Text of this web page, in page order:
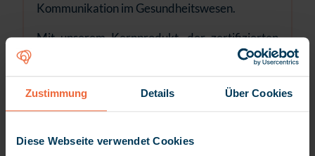
Zustimmung Details Über Cookies
Diese Webseite verwendet Cookies
Kommunikation im Gesundheitswesen.
Mit unserem Kernprodukt, der zertifizierten
Videosprechstunde, gehören wir zu den
marktführenden Unternehmen in Deutschland.
Seit 2014 leisten wir Pionierarbeit auf dem
Gebiet der Telemedizin und entwickeln
für digital-gestützte Versorgungsformen und